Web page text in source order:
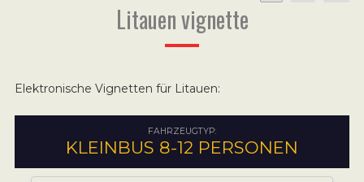
Litauen vignette
Elektronische Vignetten für Litauen:
FAHRZEUGTYP:
KLEINBUS 8-12 PERSONEN